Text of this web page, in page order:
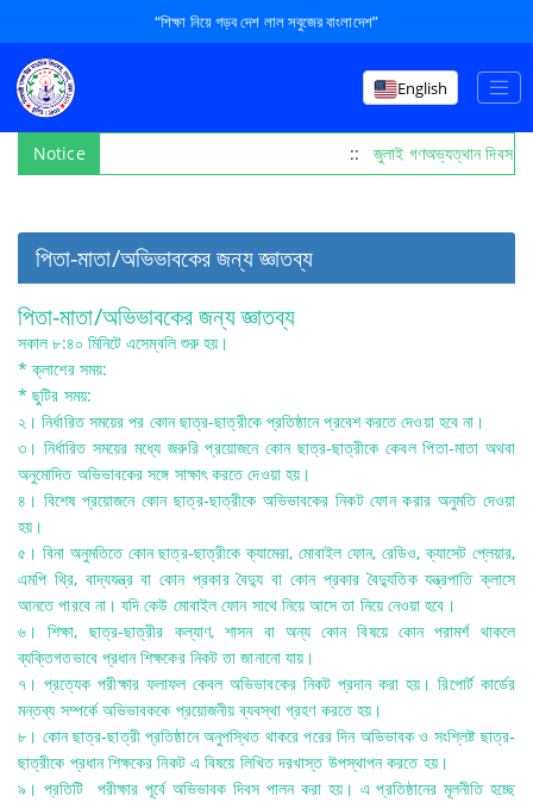
“শিক্ষা নিয়ে গড়ব দেশ লাল সবুজের বাংলাদেশ”
English
Notice :: জুলাই গণঅভ্যত্থান দিবস
পিতা-মাতা/অভিভাবকের জন্য জ্ঞাতব্য
পিতা-মাতা/অভিভাবকের জন্য জ্ঞাতব্য
সকাল ৮:৪০ মিনিটে এসেম্বলি শুরু হয়।
* ক্লাশের সময়:
* ছুটির সময়:
২। নির্ধারিত সময়ের পর কোন ছাত্র-ছাত্রীকে প্রতিষ্ঠানে প্রবেশ করতে দেওয়া হবে না।
৩। নির্ধারিত সময়ের মধ্যে জরুরি প্রয়োজনে কোন ছাত্র-ছাত্রীকে কেবল পিতা-মাতা অথবা
অনুমোদিত অভিভাবকের সঙ্গে সাক্ষাৎ করতে দেওয়া হয়।
৪। বিশেষ প্রয়োজনে কোন ছাত্র-ছাত্রীকে অভিভাবকের নিকট ফোন করার অনুমতি দেওয়া
হয়।
৫। বিনা অনুমতিতে কোন ছাত্র-ছাত্রীকে ক্যামেরা, মোবাইল ফোন, রেডিও, ক্যাসেট প্লেয়ার,
এমপি থ্রি, বাদ্যযন্ত্র বা কোন প্রকার বৈদ্যু বা কোন প্রকার বৈদ্যুতিক যন্ত্রপাতি ক্লাসে
আনতে পারবে না। যদি কেউ মোবাইল ফোন সাথে নিয়ে আসে তা নিয়ে নেওয়া হবে।
৬। শিক্ষা, ছাত্র-ছাত্রীর কল্যাণ, শাসন বা অন্য কোন বিষয়ে কোন পরামর্শ থাকলে
ব্যক্তিগতভাবে প্রধান শিক্ষকের নিকট তা জানানো যায়।
৭। প্রত্যেক পরীক্ষার ফলাফল কেবল অভিভাবকের নিকট প্রদান করা হয়। রিপোর্ট কার্ডের
মন্তব্য সম্পর্কে অভিভাবককে প্রয়োজনীয় ব্যবস্থা গ্রহণ করতে হয়।
৮। কোন ছাত্র-ছাত্রী প্রতিষ্ঠানে অনুপস্থিত থাকরে পরের দিন অভিভাবক ও সংশ্লিষ্ট ছাত্র-
ছাত্রীকে প্রধান শিক্ষকের নিকট এ বিষয়ে লিখিত দরখাস্ত উপস্থাপন করতে হয়।
৯। প্রতিটি পরীক্ষার পূর্বে অভিভাবক দিবস পালন করা হয়। এ প্রতিষ্ঠানের মূলনীতি হচ্ছে